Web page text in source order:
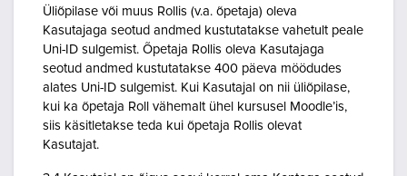
Üliõpilase või muus Rollis (v.a. õpetaja) oleva
Kasutajaga seotud andmed kustutatakse vahetult peale
Uni-ID sulgemist. Õpetaja Rollis oleva Kasutajaga
seotud andmed kustutatakse 400 päeva möödudes
alates Uni-ID sulgemist. Kui Kasutajal on nii üliõpilase,
kui ka õpetaja Roll vähemalt ühel kursusel Moodle’is,
siis käsitletakse teda kui õpetaja Rollis olevat
Kasutajat.